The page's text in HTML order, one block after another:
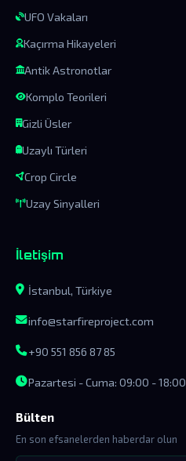
UFO Vakaları
Kaçırma Hikayeleri
Antik Astronotlar
Komplo Teorileri
Gizli Üsler
Uzaylı Türleri
Crop Circle
Uzay Sinyalleri
İletişim
İstanbul, Türkiye
info@starfireproject.com
+90 551 856 87 85
Pazartesi - Cuma: 09:00 - 18:00
Bülten
En son efsanelerden haberdar olun